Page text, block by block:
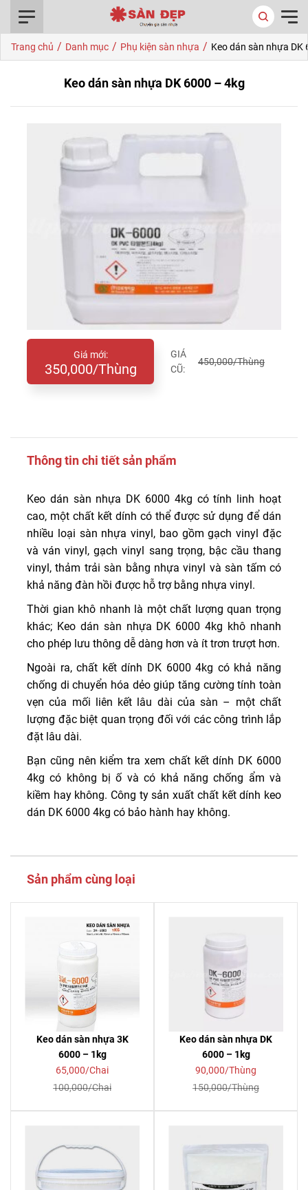
Trang chủ / Danh mục / Phụ kiện sàn nhựa / Keo dán sàn nhựa DK
Keo dán sàn nhựa DK 6000 – 4kg
Giá mới:
350,000/Thùng
GIÁ
CŨ:
450,000/Thùng
Thông tin chi tiết sản phẩm
Keo dán sàn nhựa DK 6000 4kg có tính linh hoạt
cao, một chất kết dính có thể được sử dụng để dán
nhiều loại sàn nhựa vinyl, bao gồm gạch vinyl đặc
và ván vinyl, gạch vinyl sang trọng, bậc cầu thang
vinyl, thảm trải sàn bằng nhựa vinyl và sàn tấm có
khả năng đàn hồi được hỗ trợ bằng nhựa vinyl.
Thời gian khô nhanh là một chất lượng quan trọng
khác; Keo dán sàn nhựa DK 6000 4kg khô nhanh
cho phép lưu thông dễ dàng hơn và ít trơn trượt hơn.
Ngoài ra, chất kết dính DK 6000 4kg có khả năng
chống di chuyển hóa dẻo giúp tăng cường tính toàn
vẹn của mối liên kết lâu dài của sàn – một chất
lượng đặc biệt quan trọng đối với các công trình lắp
đặt lâu dài.
Bạn cũng nên kiểm tra xem chất kết dính DK 6000
4kg có không bị ố và có khả năng chống ẩm và
kiềm hay không. Công ty sản xuất chất kết dính keo
dán DK 6000 4kg có bảo hành hay không.
Sản phẩm cùng loại
Keo dán sàn nhựa 3K
6000 – 1kg
65,000/Chai
100,000/Chai
Keo dán sàn nhựa DK
6000 – 1kg
90,000/Thùng
150,000/Thùng